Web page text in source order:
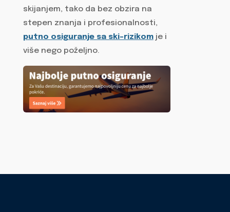
skijanjem, tako da bez obzira na
stepen znanja i profesionalnosti,
putno osiguranje sa ski-rizikomje i
više nego poželjno.